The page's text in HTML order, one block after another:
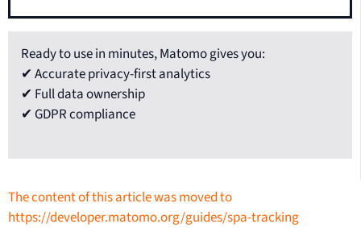
Ready to use in minutes, Matomo gives you:
✔ Accurate privacy-first analytics
✔ Full data ownership
✔ GDPR compliance
The content of this article was moved to
https://developer.matomo.org/guides/spa-tracking